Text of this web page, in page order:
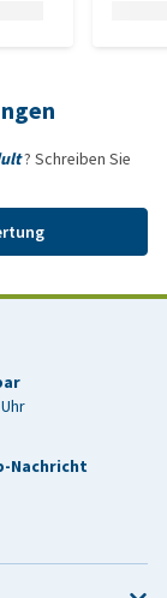
? Schreiben Sie
Nachricht